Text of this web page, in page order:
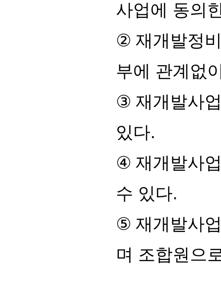
사업에 동의
② 재개발정
부에 관계없
③ 재개발사
있다.
④ 재개발사
수 있다.
⑤ 재개발사
며 조합원으